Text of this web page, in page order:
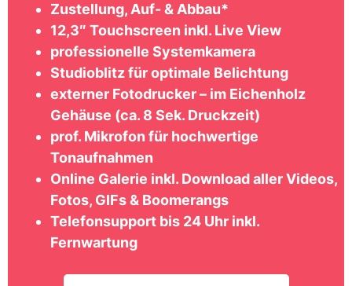
Zustellung, Auf- & Abbau*
12,3″ Touchscreen inkl. Live View
professionelle Systemkamera
Studioblitz für optimale Belichtung
externer Fotodrucker – im Eichenholz
Gehäuse (ca. 8 Sek. Druckzeit)
prof. Mikrofon für hochwertige
Tonaufnahmen
Online Galerie inkl. Download aller Videos,
Fotos, GIFs & Boomerangs
Telefonsupport bis 24 Uhr inkl.
Fernwartung